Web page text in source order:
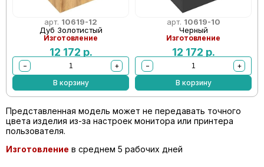
арт. 10619-12
Дуб Золотистый
Изготовление
12 172 р.
−
+
В корзину
арт. 10619-10
Черный
Изготовление
12 172 р.
−
+
В корзину
Представленная модель может не передавать точного
цвета изделия из-за настроек монитора или принтера
пользователя.
Изготовление в среднем 5 рабочих дней